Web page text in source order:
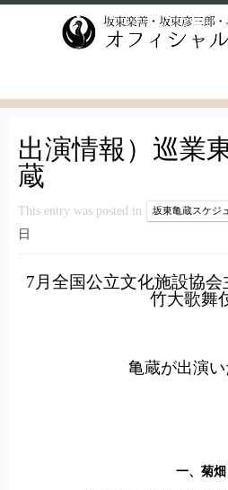
出演情報）巡業
蔵
This entry was posted in 坂東亀蔵スケジ
日
7月全国公立文化施設協
竹大歌舞
亀蔵が出演い
一、菊畑